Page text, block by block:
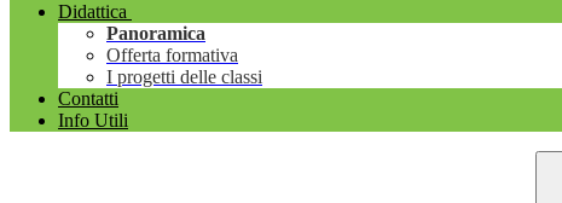
Didattica
Panoramica
Offerta formativa
I progetti delle classi
Contatti
Info Utili